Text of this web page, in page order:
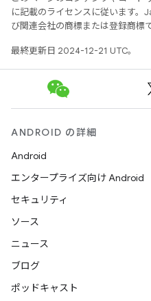
に記載のライセンスに従います。
び関連会社の商標または登録商標で
最終更新日 2024-12-21 UTC。
ANDROID の詳細
Android
エンタープライズ向け Android
セキュリティ
ソース
ニュース
ブログ
ポッドキャスト